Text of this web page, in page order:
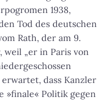
1938,
Tod des deutschen
Rath, der am 9.
weil „er in Paris von
erwartet, dass Kanzler
»finale« Politik gegen